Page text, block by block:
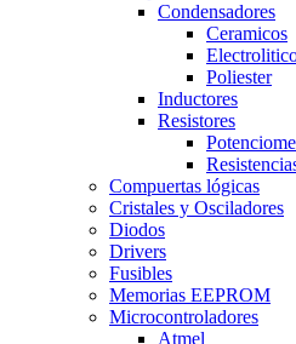
Condensadores
Ceramicos
Poliester
Inductores
Resistores
Compuertas lógicas
Cristales y Osciladores
Diodos
Drivers
Fusibles
Memorias EEPROM
Microcontroladores
Atmel